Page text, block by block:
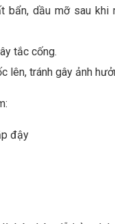
bẩn, dầu mỡ sau
tắc cống.
lên, tránh gây ảnh
đậy